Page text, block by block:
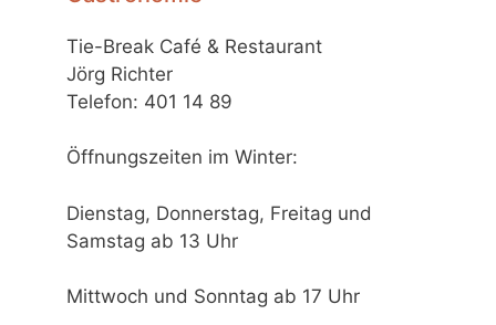
Tie-Break Café & Restaurant
Jörg Richter
Telefon: 401 14 89
Öffnungszeiten im Winter:
Dienstag, Donnerstag, Freitag und
Samstag ab 13 Uhr
Mittwoch und Sonntag ab 17 Uhr